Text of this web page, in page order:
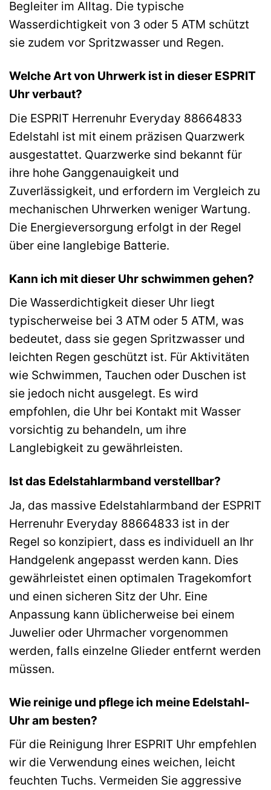
Begleiter im Alltag. Die typische
Wasserdichtigkeit von 3 oder 5 ATM schützt
sie zudem vor Spritzwasser und Regen.
Welche Art von Uhrwerk ist in dieser ESPRIT
Uhr verbaut?
Die ESPRIT Herrenuhr Everyday 88664833
Edelstahl ist mit einem präzisen Quarzwerk
ausgestattet. Quarzwerke sind bekannt für
ihre hohe Ganggenauigkeit und
Zuverlässigkeit, und erfordern im Vergleich zu
mechanischen Uhrwerken weniger Wartung.
Die Energieversorgung erfolgt in der Regel
über eine langlebige Batterie.
Kann ich mit dieser Uhr schwimmen gehen?
Die Wasserdichtigkeit dieser Uhr liegt
typischerweise bei 3 ATM oder 5 ATM, was
bedeutet, dass sie gegen Spritzwasser und
leichten Regen geschützt ist. Für Aktivitäten
wie Schwimmen, Tauchen oder Duschen ist
sie jedoch nicht ausgelegt. Es wird
empfohlen, die Uhr bei Kontakt mit Wasser
vorsichtig zu behandeln, um ihre
Langlebigkeit zu gewährleisten.
Ist das Edelstahlarmband verstellbar?
Ja, das massive Edelstahlarmband der ESPRIT
Herrenuhr Everyday 88664833 ist in der
Regel so konzipiert, dass es individuell an Ihr
Handgelenk angepasst werden kann. Dies
gewährleistet einen optimalen Tragekomfort
und einen sicheren Sitz der Uhr. Eine
Anpassung kann üblicherweise bei einem
Juwelier oder Uhrmacher vorgenommen
werden, falls einzelne Glieder entfernt werden
müssen.
Wie reinige und pflege ich meine Edelstahl-
Uhr am besten?
Für die Reinigung Ihrer ESPRIT Uhr empfehlen
wir die Verwendung eines weichen, leicht
feuchten Tuchs. Vermeiden Sie aggressive